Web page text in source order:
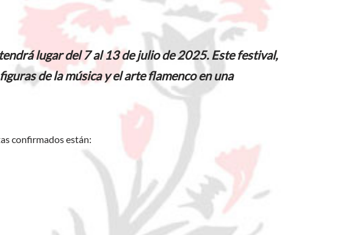
lugar del 7 al 13 de julio de 2025. Este festival,
de la música y el arte flamenco en una
confirmados están: